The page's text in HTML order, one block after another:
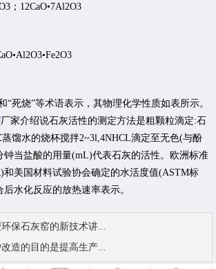
；12CaO•7Al2O3
死烧”等术语表示，其物理化学性质如表所示。
厂家介绍说石灰活性的测定方法是粗颗粒滴定:石
馏水的烧杯搅拌2~3l,4NHCL滴定至无色(与酚
钟当盐酸的用量(mL)代表石灰的活性。欧洲标准
和美国材料试验协会确定的水活度值(ASTM标
水化反应的放热速率表示。
保石灰窑的新技术讲...
造的目的是提高生产...